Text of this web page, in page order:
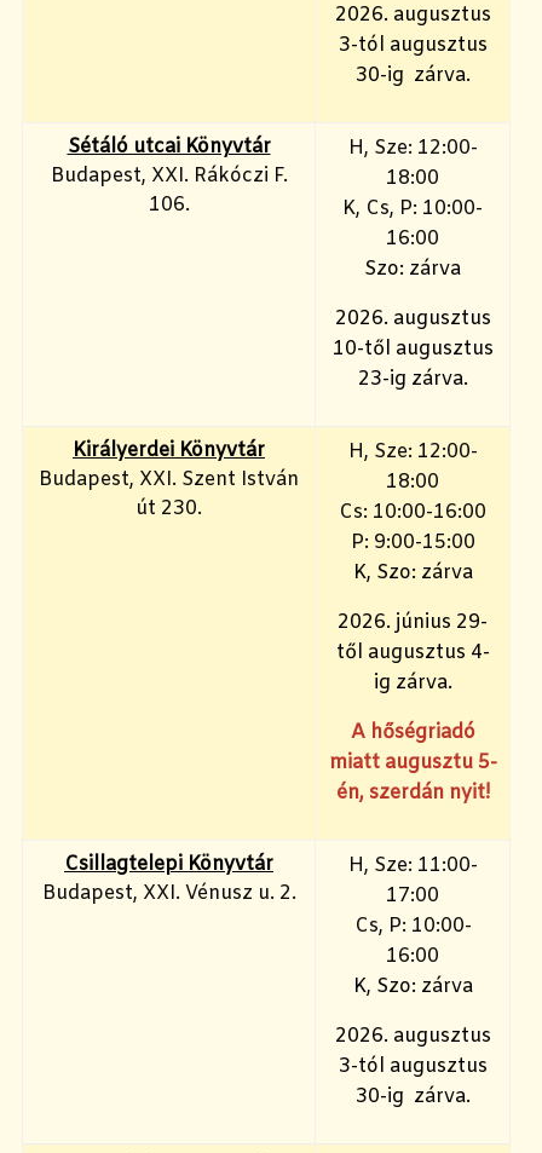
2026. augusztus
3-tól augusztus
30-ig zárva.
Sétáló utcai Könyvtár
Budapest, XXI. Rákóczi F.
106.
H, Sze: 12:00-
18:00
K, Cs, P: 10:00-
16:00
Szo: zárva
2026. augusztus
10-től augusztus
23-ig zárva.
Királyerdei Könyvtár
Budapest, XXI. Szent István
út 230.
H, Sze: 12:00-
18:00
Cs: 10:00-16:00
P: 9:00-15:00
K, Szo: zárva
2026. június 29-
től augusztus 4-
ig zárva.
A hőségriadó
miatt augusztu 5-
én, szerdán nyit!
Csillagtelepi Könyvtár
Budapest, XXI. Vénusz u. 2.
H, Sze: 11:00-
17:00
Cs, P: 10:00-
16:00
K, Szo: zárva
2026. augusztus
3-tól augusztus
30-ig zárva.